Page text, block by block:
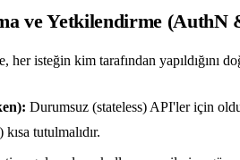
ve Yetkilendirme (AuthN
her isteğin kim tarafından
Durumsuz (stateless) API'ler için
tutulmalıdır.